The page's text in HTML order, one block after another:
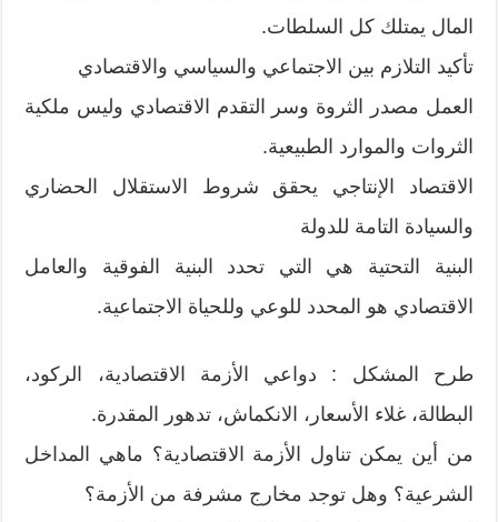
المال يمتلك كل السلطات.
تأكيد التلازم بين الاجتماعي والسياسي والاقتصادي
العمل مصدر الثروة وسر التقدم الاقتصادي وليس ملكية
الثروات والموارد الطبيعية.
الاقتصاد الإنتاجي يحقق شروط الاستقلال الحضاري
والسيادة التامة للدولة
البنية التحتية هي التي تحدد البنية الفوقية والعامل
الاقتصادي هو المحدد للوعي وللحياة الاجتماعية.
طرح المشكل : دواعي الأزمة الاقتصادية، الركود،
البطالة، غلاء الأسعار، الانكماش، تدهور المقدرة.
من أين يمكن تناول الأزمة الاقتصادية؟ ماهي المداخل
الشرعية؟ وهل توجد مخارج مشرفة من الأزمة؟